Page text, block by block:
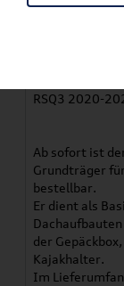
RSQ3 2020-
Ab sofort ist
Grundträger
bestellbar.
Er dient als
der
Kajakhalter.
Im